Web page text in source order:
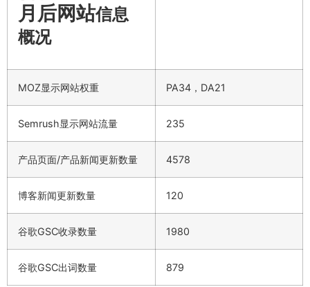
月后网站信息
概况
MOZ显示网站权重 PA34，DA21
Semrush显示网站流量 235
产品页面/产品新闻更新数量 4578
博客新闻更新数量 120
谷歌GSC收录数量 1980
谷歌GSC出词数量 879